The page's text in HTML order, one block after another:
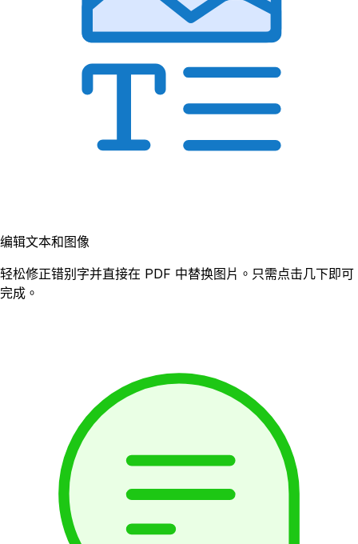
编辑文本和图像
轻松修正错别字并直接在 PDF 中替换图片。只需点击几下即可
完成。